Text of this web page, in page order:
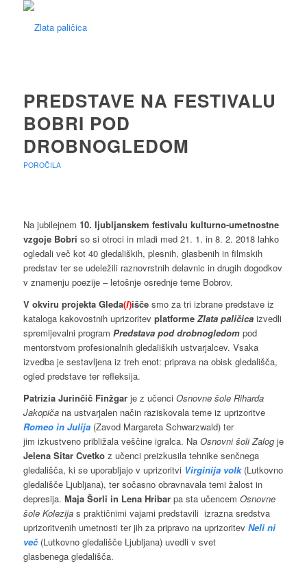
PREDSTAVE NA FESTIVALU
BOBRI POD
DROBNOGLEDOM
POROČILA
Na jubilejnem 10. ljubljanskem festivalu kulturno-umetnostne
vzgoje Bobri so si otroci in mladi med 21. 1. in 8. 2. 2018 lahko
ogledali več kot 40 gledaliških, plesnih, glasbenih in filmskih
predstav ter se udeležili raznovrstnih delavnic in drugih dogodkov
v znamenju poezije – letošnje osrednje teme Bobrov.
V okviru projekta Gleda(l)iščesmo za tri izbrane predstave iz
kataloga kakovostnih uprizoritev platforme Zlata paličica izvedli
spremljevalni program Predstava pod drobnogledompod
mentorstvom profesionalnih gledaliških ustvarjalcev. Vsaka
izvedba je sestavljena iz treh enot: priprava na obisk gledališča,
ogled predstave ter refleksija.
Patrizia Jurinčič Finžgarje z učenci Osnovne šole Riharda
Jakopičana ustvarjalen način raziskovala teme iz uprizoritve
Romeo in Julija (Zavod Margareta Schwarzwald) ter
jim izkustveno približala veščine igralca. Na Osnovni šoli Zalogje
Jelena Sitar Cvetkoz učenci preizkusila tehnike senčnega
gledališča, ki se uporabljajo v uprizoritvi Virginija volk (Lutkovno
gledališče Ljubljana), ter sočasno obravnavala temi žalost in
depresija. Maja Šorli in Lena Hribarpa sta učencem Osnovne
šole Kolezijas praktičnimi vajami predstavili izrazna sredstva
uprizoritvenih umetnosti ter jih za pripravo na uprizoritev Neli ni
več (Lutkovno gledališče Ljubljana) uvedli v svet
glasbenega gledališča.